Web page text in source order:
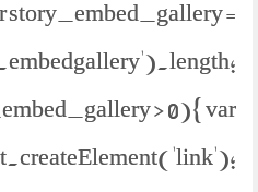
story_embed_gallery =
> 0){ var